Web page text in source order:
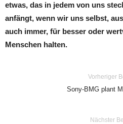
etwas, das in jedem von uns
anfängt, wenn wir uns selbst,
auch immer, für besser oder
Menschen halten.
Vorheriger
Sony-BMG plant
Nächster